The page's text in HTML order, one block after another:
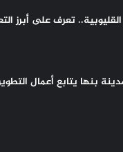
تعرف على أبرز
بنها يتابع أعمال